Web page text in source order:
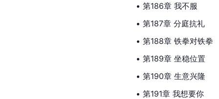
• 第186章 我不服
• 第187章 分庭抗礼
• 第188章 铁拳对铁拳
• 第189章 坐稳位置
• 第190章 生意兴隆
• 第191章 我想要你